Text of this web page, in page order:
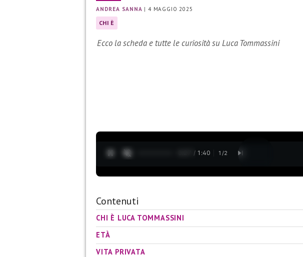
ANDREA SANNA |4 MAGGIO 2025
CHI È
Ecco la scheda e tutte le curiosità su Luca Tommassini
0:28 / 1:40 1 /2
Contenuti
CHI È LUCA TOMMASSINI
ETÀ
VITA PRIVATA